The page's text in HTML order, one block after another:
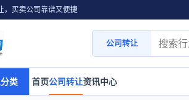
，买卖公司靠谱又便捷
公司转让
类 首页公司转让资讯中心